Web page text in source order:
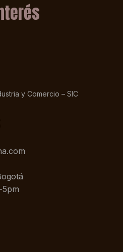
y Comercio – SIC
5pm